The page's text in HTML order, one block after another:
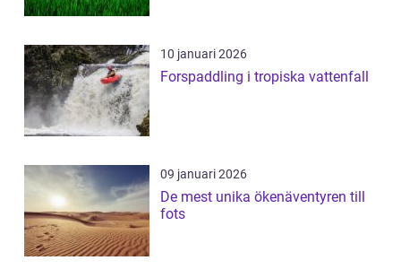
10 januari 2026
Forspaddling i tropiska vattenfall
09 januari 2026
De mest unika ökenäventyren till
fots